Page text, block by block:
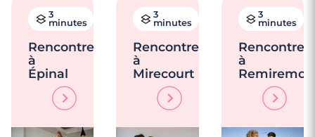
3
minutes
Rencontre
à
Épinal
3
minutes
Rencontre
à
Mirecourt
3
minutes
Rencontre
à